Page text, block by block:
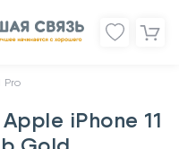
Pro
iPhone 11